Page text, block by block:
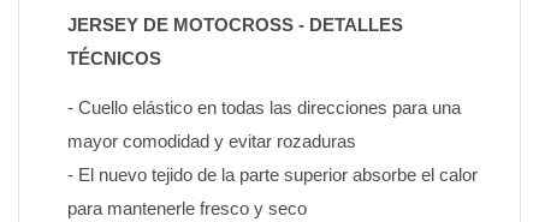
JERSEY DE MOTOCROSS - DETALLES
TÉCNICOS
- Cuello elástico en todas las direcciones para una
mayor comodidad y evitar rozaduras
- El nuevo tejido de la parte superior absorbe el calor
para mantenerle fresco y seco